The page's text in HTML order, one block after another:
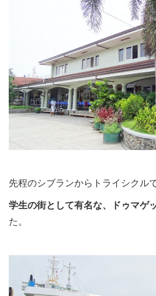
先程のシブランからトライシクル
学生の街として有名な、ドゥマゲ
た。